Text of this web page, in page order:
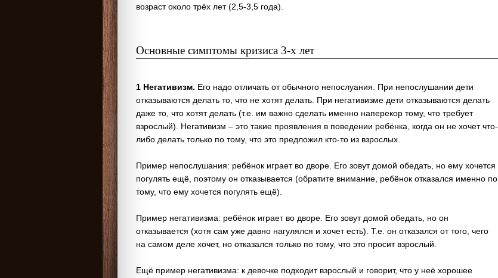
возраст около трёх лет (2,5-3,5 года).
Основные симптомы кризиса 3-х лет
1 Негативизм. Его надо отличать от обычного непослуания. При непослушании дети
отказываются делать то, что не хотят делать. При негативизме дети отказываются делать
даже то, что хотят делать (т.е. им важно сделать именно наперекор тому, что требует
взрослый). Негативизм – это такие проявления в поведении ребёнка, когда он не хочет что-
либо делать только по тому, что это предложил кто-то из взрослых.
Пример непослушания: ребёнок играет во дворе. Его зовут домой обедать, но ему хочется
погулять ещё, поэтому он отказывается (обратите внимание, ребёнок отказался именно по
тому, что ему хочется погулять ещё).
Пример негативизма: ребёнок играет во дворе. Его зовут домой обедать, но он
отказывается (хотя сам уже давно нагулялся и хочет есть). Т.е. он отказался от того, чего
на самом деле хочет, но отказался только по тому, что это просит взрослый.
Ещё пример негативизма: к девочке подходит взрослый и говорит, что у неё хорошее